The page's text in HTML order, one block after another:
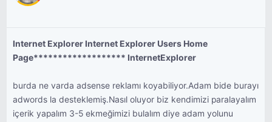
Internet Explorer Internet Explorer Users Home
Page******************* InternetExplorer
burda ne varda adsense reklamı koyabiliyor.Adam bide burayı
adwords la desteklemiş.Nasıl oluyor biz kendimizi paralayalım
içerik yapalım 3-5 ekmeğimizi bulalım diye adam yolunu